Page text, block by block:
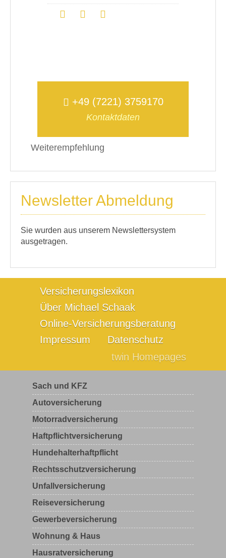
+49 (7221) 3759170
Kontaktdaten
Weiterempfehlung
Newsletter Abmeldung
Sie wurden aus unserem Newslettersystem
ausgetragen.
Versicherungslexikon
Über Michael Schaak
Online-Versicherungsberatung
Impressum
Datenschutz
twin Homepages
Sach und KFZ
Autoversicherung
Motorradversicherung
Haftpflichtversicherung
Hundehalterhaftpflicht
Rechtsschutzversicherung
Unfallversicherung
Reiseversicherung
Gewerbeversicherung
Wohnung & Haus
Hausratversicherung